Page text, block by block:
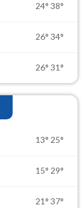
24° 38°
26° 34°
26° 31°
13° 25°
15° 29°
21° 37°